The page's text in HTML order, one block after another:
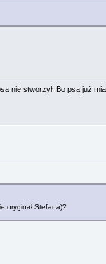
nie stworzył. Bo psa już
oryginał Stefana)?